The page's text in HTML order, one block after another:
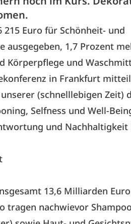
Euro für Schönheit- und
ausgegeben, 1,7 Prozent
Körperpflege und
in Frankfurt
(schnelllebigen Zeit)
Selfness und Well-
und
13,6 Milliarden
tragen nachwievor